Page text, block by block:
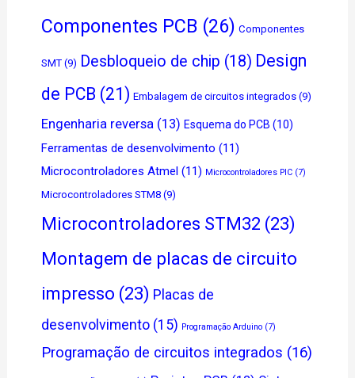
Componentes PCB (26) Componentes
SMT (9) Desbloqueio de chip (18) Design
de PCB (21) Embalagem de circuitos integrados (9)
Engenharia reversa (13) Esquema do PCB (10)
Ferramentas de desenvolvimento (11)
Microcontroladores Atmel (11) Microcontroladores PIC (7)
Microcontroladores STM8 (9)
Microcontroladores STM32 (23)
Montagem de placas de circuito
impresso (23) Placas de
desenvolvimento (15) Programação Arduino (7)
Programação de circuitos integrados (16)